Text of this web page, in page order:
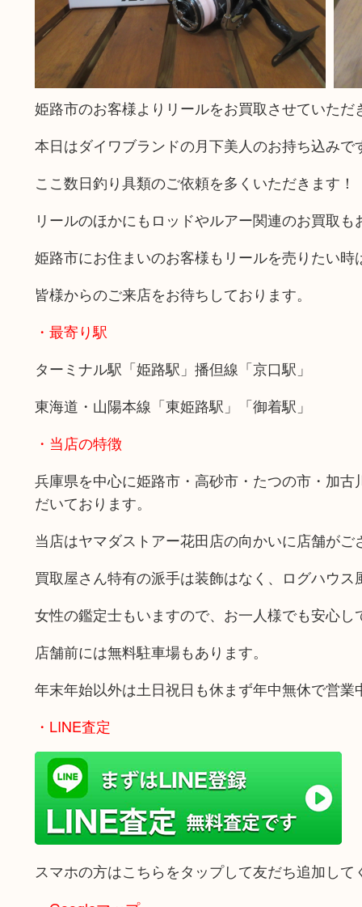
姫路市のお客様よりリールをお買取させていただ
本日はダイワブランドの月下美人のお持ち込みで
ここ数日釣り具類のご依頼を多くいただきます！
リールのほかにもロッドやルアー関連のお買取も
姫路市にお住まいのお客様もリールを売りたい
皆様からのご来店をお待ちしております。
・最寄り駅
ターミナル駅「姫路駅」播但線「京口駅」
東海道・山陽本線「東姫路駅」「御着駅」
・当店の特徴
兵庫県を中心に姫路市・高砂市・たつの市・加
だいております。
当店はヤマダストアー花田店の向かいに店舗がご
買取屋さん特有の派手は装飾はなく、ログハウス
女性の鑑定士もいますので、お一人様でも安心し
店舗前には無料駐車場もあります。
年末年始以外は土日祝日も休まず年中無休で営業
・LINE査定
スマホの方はこちらをタップして友だち追加して